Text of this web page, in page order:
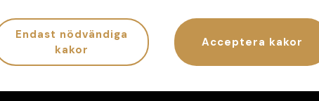
Endast nödvändiga
kakor
Acceptera kakor